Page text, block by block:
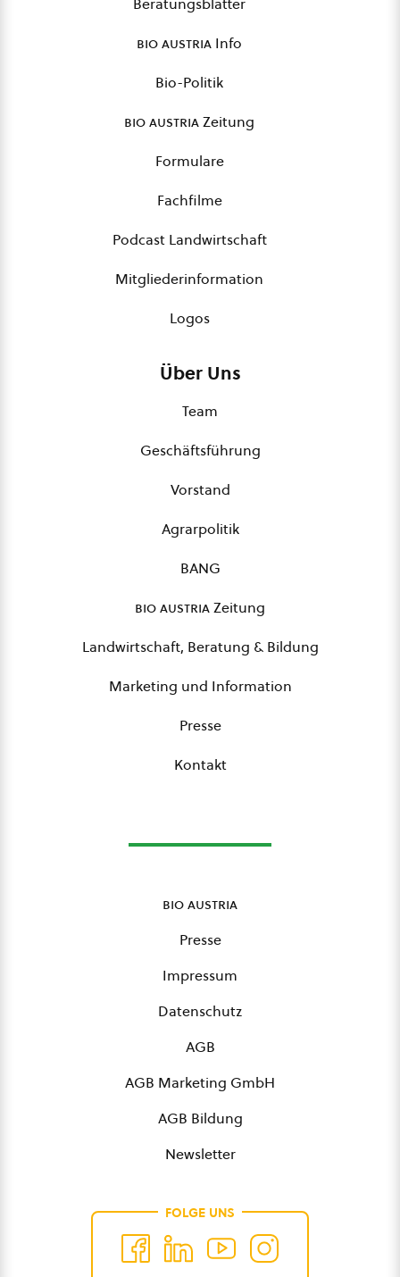
bio austria Info
Bio-Politik
bio austriaZeitung
Formulare
Fachfilme
Podcast Landwirtschaft
Mitgliederinformation
Logos
Über Uns
Team
Geschäftsführung
Vorstand
Agrarpolitik
BANG
bio austriaZeitung
Landwirtschaft, Beratung & Bildung
Marketing und Information
Presse
Kontakt
bio austria
Presse
Impressum
Datenschutz
AGB
AGB Marketing GmbH
AGB Bildung
Newsletter
FOLGE UNS